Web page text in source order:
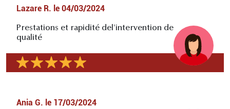
Lazare R. le 04/03/2024
Prestations et rapidité del'intervention de
qualité
Ania G. le 17/03/2024